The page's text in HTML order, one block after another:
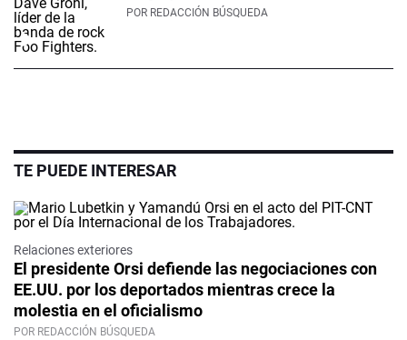
POR REDACCIÓN BÚSQUEDA
TE PUEDE INTERESAR
Relaciones exteriores
El presidente Orsi defiende las negociaciones con
EE.UU. por los deportados mientras crece la
molestia en el oficialismo
POR REDACCIÓN BÚSQUEDA